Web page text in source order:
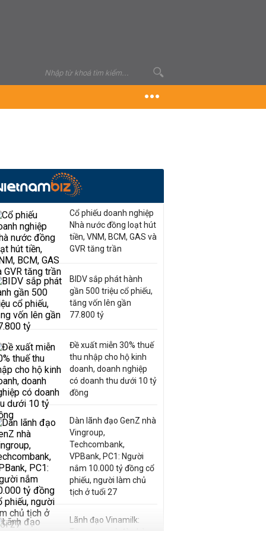
Cổ phiếu doanh nghiệp
Nhà nước đồng loạt hút
tiền, VNM, BCM, GAS và
GVR tăng trần
BIDV sắp phát hành
gần 500 triệu cổ phiếu,
tăng vốn lên gần
77.800 tỷ
Đề xuất miễn 30% thuế
thu nhập cho hộ kinh
doanh, doanh nghiệp
có doanh thu dưới 10 tỷ
đồng
Dàn lãnh đạo GenZ nhà
Vingroup,
Techcombank,
VPBank, PC1: Người
nắm 10.000 tỷ đồng cổ
phiếu, người làm chủ
tịch ở tuổi 27
Lãnh đạo Vinamilk: